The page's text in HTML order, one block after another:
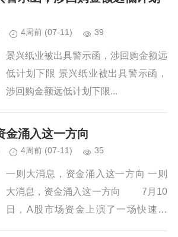
4周前 (07-11) 39
景兴纸业被出具警示函，涉回购金额远
低计划下限 景兴纸业被出具警示函，
涉回购金额远低计划下限...
金涌入这一方向
4周前 (07-11) 35
一则大消息，资金涌入这一方向 一则
大消息，资金涌入这一方向 7月10
日，A股市场资金上演了一场快速切